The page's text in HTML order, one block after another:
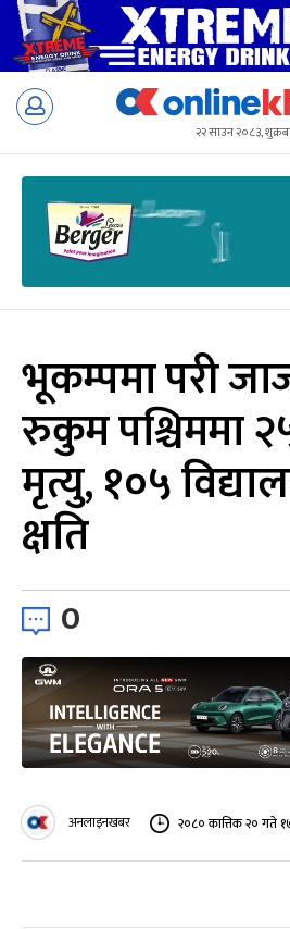
Skip
२२ साउन २०८३,
भूकम्पमा परी
रुकुम पश्चिममा २५
मृत्यु, १०५
क्षति
0
अनलाइनखबर २०८० कात्तिक २० गते